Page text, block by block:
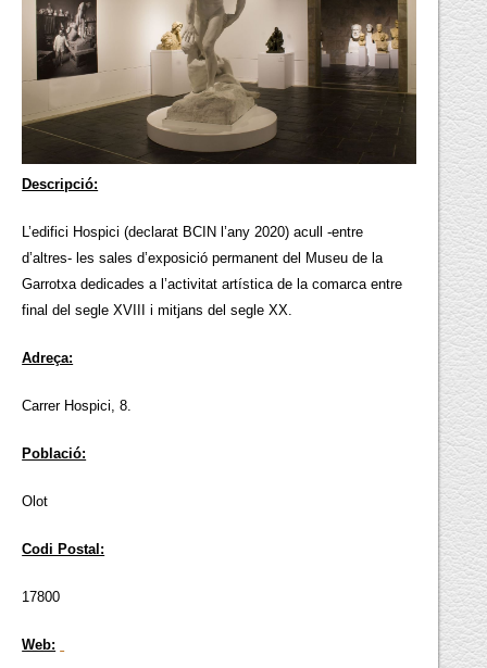
Descripció:
L’edifici Hospici (declarat BCIN l’any 2020) acull -entre
d’altres- les sales d’exposició permanent del Museu de la
Garrotxa dedicades a l’activitat artística de la comarca entre
final del segle XVIII i mitjans del segle XX.
Adreça:
Carrer Hospici, 8.
Població:
Olot
Codi Postal:
17800
Web: